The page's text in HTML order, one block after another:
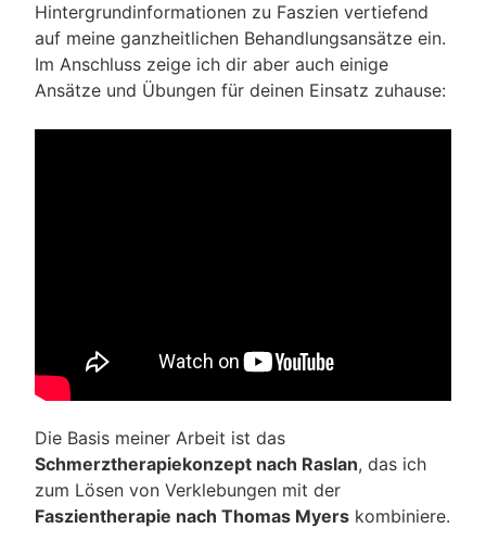
Hintergrundinformationen zu Faszien vertiefend
auf meine ganzheitlichen Behandlungsansätze ein.
Im Anschluss zeige ich dir aber auch einige
Ansätze und Übungen für deinen Einsatz zuhause:
Die Basis meiner Arbeit ist das
Schmerztherapiekonzept nach Raslan, das ich
zum Lösen von Verklebungen mit der
Faszientherapie nach Thomas Myers kombiniere.